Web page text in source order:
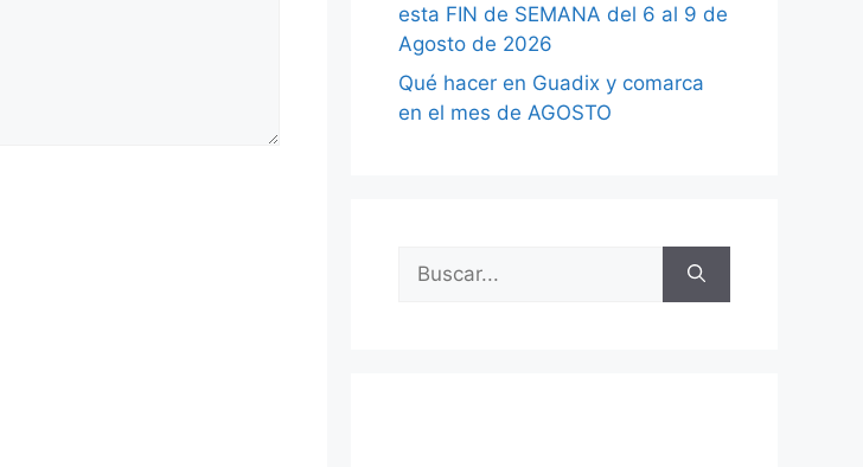
esta FIN de SEMANA del 6 al 9 de
Agosto de 2026
Qué hacer en Guadix y comarca
en el mes de AGOSTO
Buscar: